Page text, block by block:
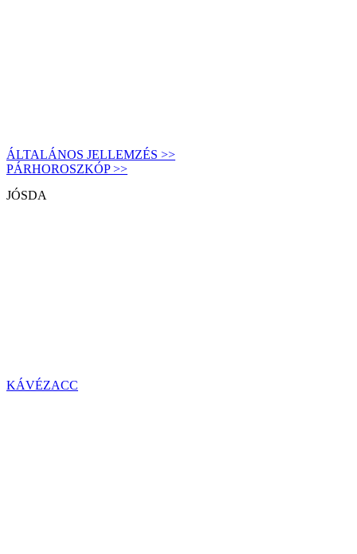
ÁLTALÁNOS JELLEMZÉS >>
PÁRHOROSZKÓP >>
JÓSDA
KÁVÉZACC